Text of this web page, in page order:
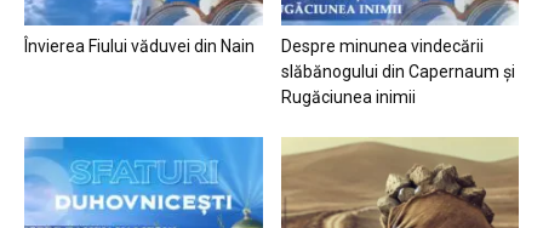
Învierea Fiului văduvei din Nain
Despre minunea vindecării
slăbănogului din Capernaum și
Rugăciunea inimii